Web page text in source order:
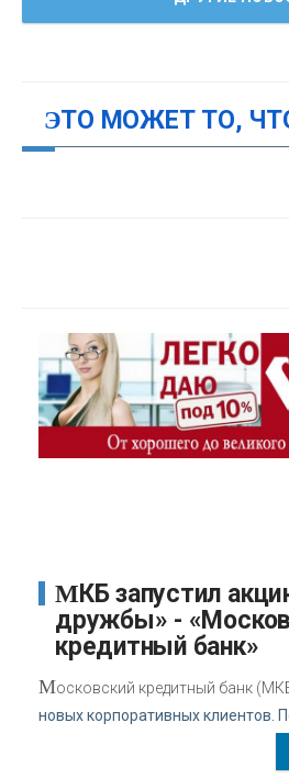
ЭТО МОЖЕТ ТО,
МКБ запустил акцию «Символ
дружбы» -
кредитный банк»
Московский кредитный банк
новых корпоративных клиентов.